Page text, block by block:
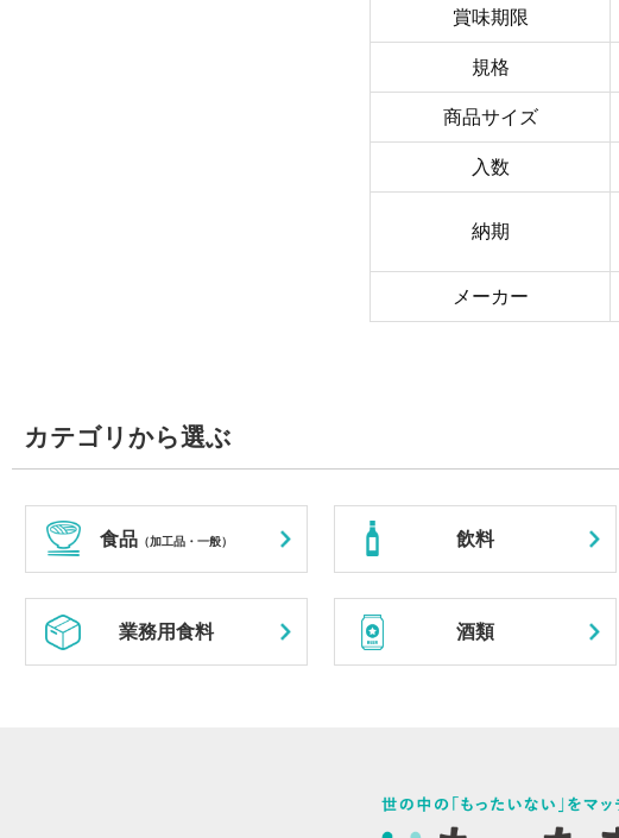
賞味期限
規格
商品サイズ
入数
納期
メーカー
カテゴリから選ぶ
食品 （加工品・一般） 飲料
業務用食料 酒類